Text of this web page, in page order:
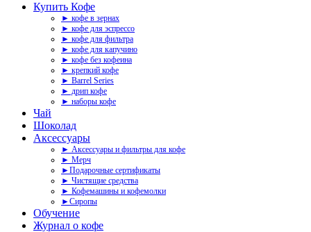
Купить Кофе
► кофе в зернах
► кофе для эспрессо
► кофе для фильтра
► кофе для капучино
► кофе без кофеина
► крепкий кофе
► Barrel Series
► дрип кофе
► наборы кофе
Чай
Шоколад
Аксессуары
► Аксессуары и фильтры для кофе
► Мерч
►Подарочные сертификаты
► Чистящие средства
► Кофемашины и кофемолки
►Сиропы
Обучение
Журнал о кофе